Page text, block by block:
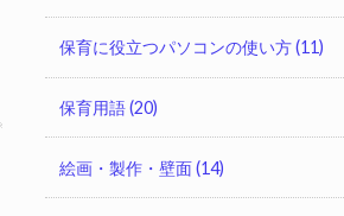
保育に役立つパソコンの使い方(11)
保育用語(20)
絵画・製作・壁面(14)